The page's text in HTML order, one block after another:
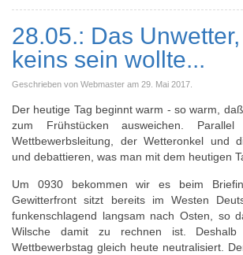
28.05.: Das
keins sein wollte...
Geschrieben von Webmaster am 29. Mai 2017
Der heutige Tag beginnt warm - so warm,
zum Frühstücken ausweichen.
Wettbewerbsleitung, der Wetteronkel und
und debattieren, was man mit dem heutigen
Um 0930 bekommen wir es beim
Gewitterfront sitzt bereits im Westen
funkenschlagend langsam nach Osten, so
Wilsche damit zu rechnen ist.
Wettbewerbstag gleich heute neutralisiert.